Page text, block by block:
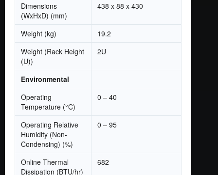
Dimensions
(WxHxD) (mm)
438 x 88 x 430
Weight (kg)
19.2
Weight (Rack Height
(U))
2U
Environmental
Operating
Temperature (°C)
0 – 40
Operating Relative
Humidity (Non-
Condensing) (%)
0 – 95
Online Thermal
Dissipation (BTU/hr)
682